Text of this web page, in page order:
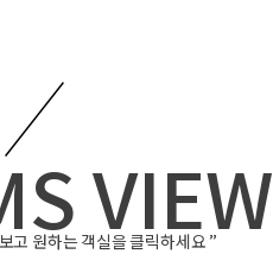
VIEW
고 원하는 객실을 클릭하세요 ”